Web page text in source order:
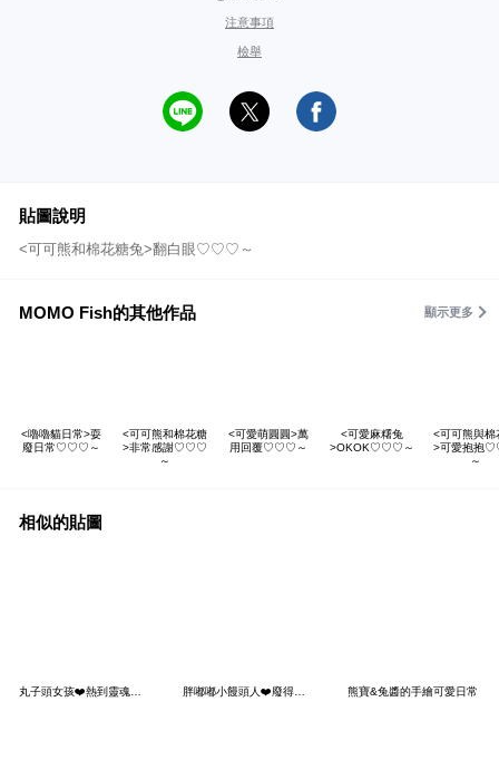
注意事項
檢舉
貼圖說明
<可可熊和棉花糖兔>翻白眼♡♡♡～
MOMO Fish的其他作品 顯示更多
<嚕嚕貓日常>耍
廢日常♡♡♡～
<可可熊和棉花糖
>非常感謝♡♡♡
～
<可愛萌圓圓>萬
用回覆♡♡♡～
<可愛麻糬兔
>OKOK♡♡♡～
<可可熊與棉
>可愛抱抱
～
相似的貼圖
丸子頭女孩❤️熱到靈魂出竅 胖嘟嘟小饅頭人❤️廢得剛剛好 熊寶&兔醬的手繪可愛日常